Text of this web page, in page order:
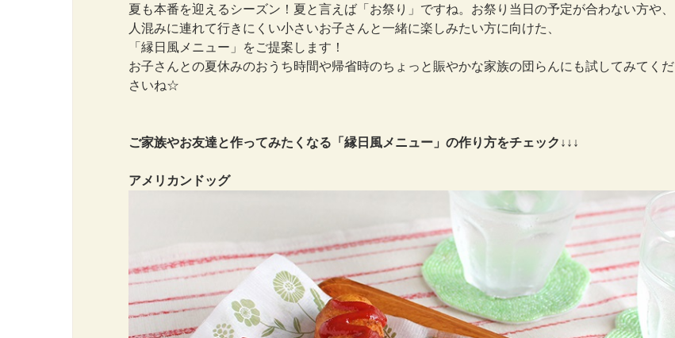
夏も本番を迎えるシーズン！夏と言えば「お祭り」ですね。お祭り当日の予定が合わない方や、
人混みに連れて行きにくい小さいお子さんと一緒に楽しみたい方に向けた、
「縁日風メニュー」をご提案します！
お子さんとの夏休みのおうち時間や帰省時のちょっと賑やかな家族の団らんにも試してみてくだ
さいね☆
ご家族やお友達と作ってみたくなる「縁日風メニュー」の作り方をチェック↓↓↓
アメリカンドッグ